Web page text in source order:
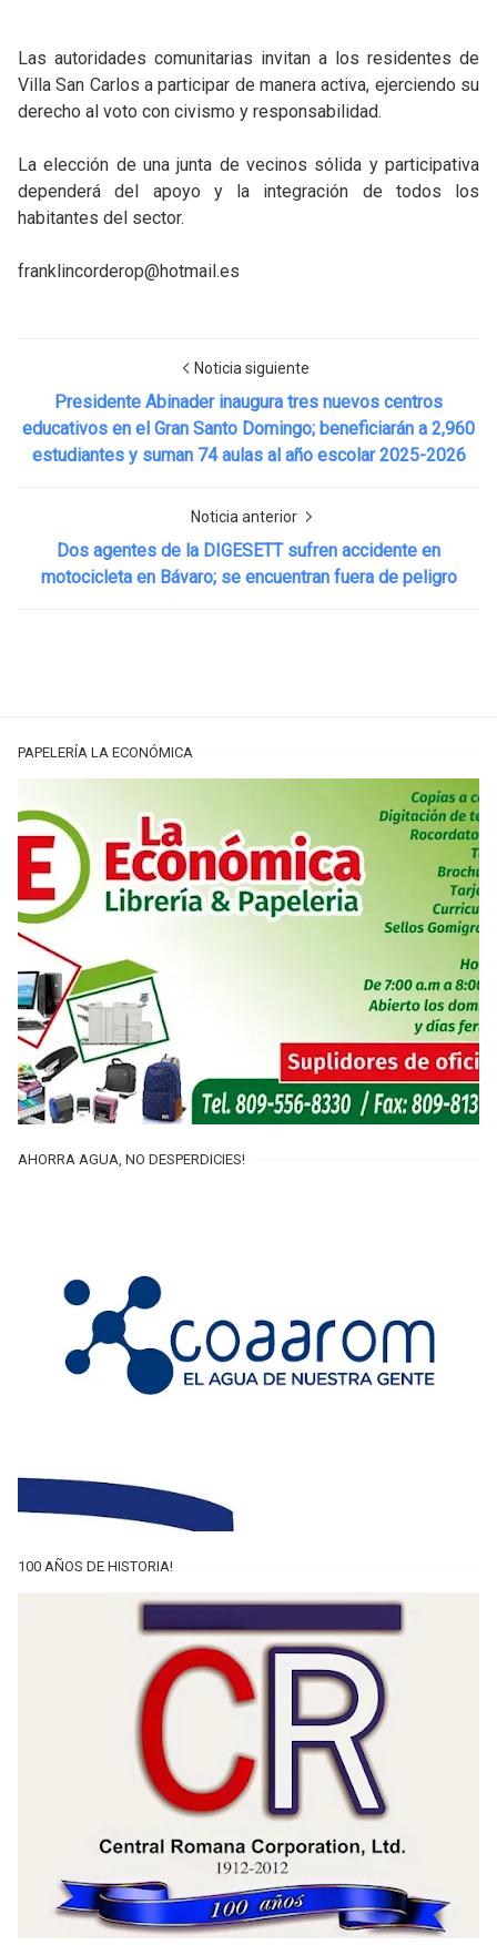
Las autoridades comunitarias invitan a los residentes de
Villa San Carlos a participar de manera activa, ejerciendo su
derecho al voto con civismo y responsabilidad.
La elección de una junta de vecinos sólida y participativa
dependerá del apoyo y la integración de todos los
habitantes del sector.
franklincorderop@hotmail.es
Noticia siguiente
Presidente Abinader inaugura tres nuevos centros
educativos en el Gran Santo Domingo; beneficiarán a 2,960
estudiantes y suman 74 aulas al año escolar 2025-2026
Noticia anterior
Dos agentes de la DIGESETT sufren accidente en
motocicleta en Bávaro; se encuentran fuera de peligro
PAPELERÍA LA ECONÓMICA
AHORRA AGUA, NO DESPERDICIES!
100 AÑOS DE HISTORIA!